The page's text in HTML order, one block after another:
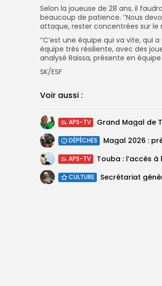
Selon la joueuse de 28 ans, il
beaucoup de patience. ‘’Nous
attaque, rester concentrées sur le
‘’C’est une équipe qui va vite, qui
équipe très résiliente, avec des
analysé Raïssa, présente en
SK/ESF
Voir aussi :
APS-TV
DÉPÊCHES
APS-TV
CULTURE